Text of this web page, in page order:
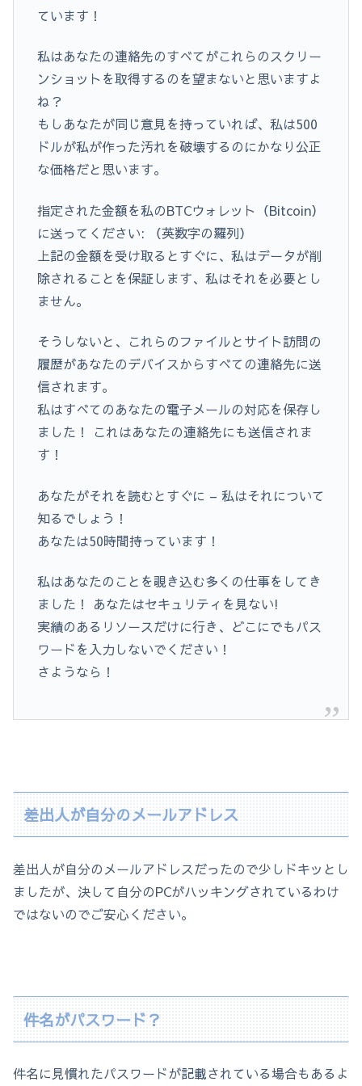
ています！
私はあなたの連絡先のすべてがこれらのスクリー
ンショットを取得するのを望まないと思いますよ
ね？
もしあなたが同じ意見を持っていれば、私は500
ドルが私が作った汚れを破壊するのにかなり公正
な価格だと思います。
指定された金額を私のBTCウォレット（Bitcoin）
に送ってください: （英数字の羅列）
上記の金額を受け取るとすぐに、私はデータが削
除されることを保証します、私はそれを必要とし
ません。
そうしないと、これらのファイルとサイト訪問の
履歴があなたのデバイスからすべての連絡先に送
信されます。
私はすべてのあなたの電子メールの対応を保存し
ました！ これはあなたの連絡先にも送信されま
す！
あなたがそれを読むとすぐに – 私はそれについて
知るでしょう！
あなたは50時間持っています！
私はあなたのことを覗き込む多くの仕事をしてき
ました！ あなたはセキュリティを見ない!
実績のあるリソースだけに行き、どこにでもパス
ワードを入力しないでください！
さようなら！
差出人が自分のメールアドレス
差出人が自分のメールアドレスだったので少しドキッとし
ましたが、決して自分のPCがハッキングされているわけ
ではないのでご安心ください。
件名がパスワード？
件名に見慣れたパスワードが記載されている場合もあるよ